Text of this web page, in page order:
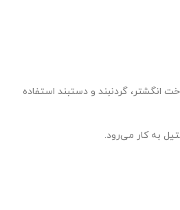
انگشتر، گردنبند و دستبند استفاده
به کار می‌رود.